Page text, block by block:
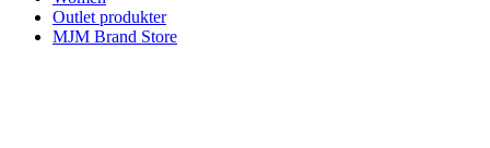
Outlet produkter
MJM Brand Store